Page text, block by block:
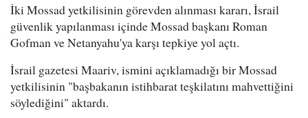
İki Mossad yetkilisinin görevden alınması kararı, İsrail
güvenlik yapılanması içinde Mossad başkanı Roman
Gofman ve Netanyahu'ya karşı tepkiye yol açtı.
İsrail gazetesi Maariv, ismini açıklamadığı bir Mossad
yetkilisinin "başbakanın istihbarat teşkilatını mahvettiğini
söylediğini" aktardı.